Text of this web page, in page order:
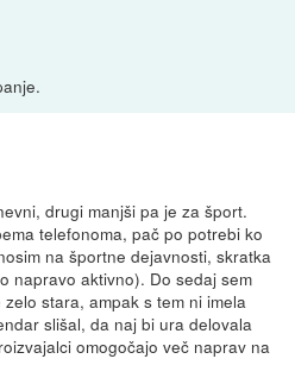
drugi manjši pa je za šport.
telefonoma, pač po potrebi ko
na športne dejavnosti, skratka
napravo aktivno). Do sedaj sem
stara, ampak s tem ni imela
slišal, da naj bi ura delovala
omogočajo več naprav na